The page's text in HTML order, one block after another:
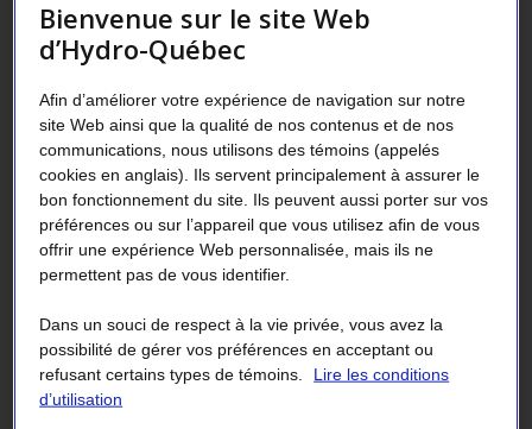
modalités qui s'appliquent à votre projet, selon la date de
début des travaux.
La date de début des travaux est la première des deux
dates suivantes :
celle de la signature du premier contrat avec un
entrepreneur ;
celle de l'achat du premier équipement (facture ou
bon de commande en faisant foi).
Vous avez commencé les travaux le
Bienvenue sur le site Web
d’Hydro-Québec
Afin d’améliorer votre expérience de navigation sur notre
site Web ainsi que la qualité de nos contenus et de nos
communications, nous utilisons des témoins (appelés
cookies en anglais). Ils servent principalement à assurer le
bon fonctionnement du site. Ils peuvent aussi porter sur vos
préférences ou sur l’appareil que vous utilisez afin de vous
offrir une expérience Web personnalisée, mais ils ne
permettent pas de vous identifier.
Dans un souci de respect à la vie privée, vous avez la
possibilité de gérer vos préférences en acceptant ou
refusant certains types de témoins.
Lire les conditions
d’utilisation